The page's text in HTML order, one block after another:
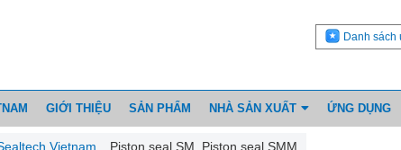
Danh sách
GIỚI THIỆU SẢN PHẨM NHÀ SẢN XUẤT ỨNG DỤNG
Vietnam Piston seal SM, Piston seal SMM